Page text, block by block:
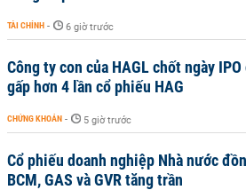
TÀI CHÍNH - 6 giờ trước
Công ty con của HAGL chốt ngày
gấp hơn 4 lần cổ phiếu HAG
CHỨNG KHOÁN - 5 giờ trước
Cổ phiếu doanh nghiệp Nhà nước
BCM, GAS và GVR tăng trần